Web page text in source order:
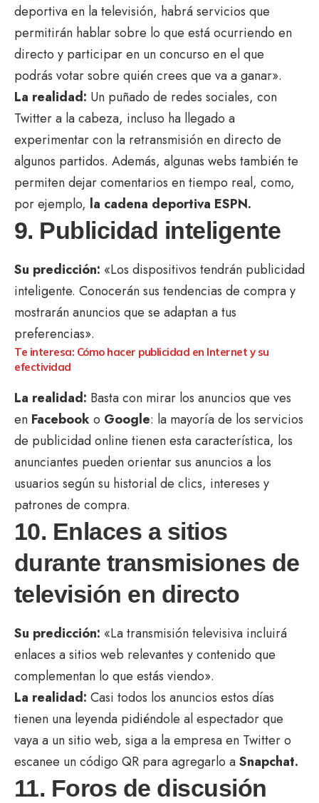
deportiva en la televisión, habrá servicios que
permitirán hablar sobre lo que está ocurriendo en
directo y participar en un concurso en el que
podrás votar sobre quién crees que va a ganar».
La realidad: Un puñado de redes sociales, con
Twitter a la cabeza, incluso ha llegado a
experimentar con la retransmisión en directo de
algunos partidos. Además, algunas webs también te
permiten dejar comentarios en tiempo real, como,
por ejemplo, la cadena deportiva ESPN.
9. Publicidad inteligente
Su predicción: «Los dispositivos tendrán publicidad
inteligente. Conocerán sus tendencias de compra y
mostrarán anuncios que se adaptan a tus
preferencias».
Te interesa: Cómo hacer publicidad en Internet y su
efectividad
La realidad: Basta con mirar los anuncios que ves
en Facebooko Google: la mayoría de los servicios
de publicidad online tienen esta característica, los
anunciantes pueden orientar sus anuncios a los
usuarios según su historial de clics, intereses y
patrones de compra.
10. Enlaces a sitios
durante transmisiones de
televisión en directo
Su predicción: «La transmisión televisiva incluirá
enlaces a sitios web relevantes y contenido que
complementan lo que estás viendo».
La realidad: Casi todos los anuncios estos días
tienen una leyenda pidiéndole al espectador que
vaya a un sitio web, siga a la empresa en Twitter o
escanee un código QR para agregarlo aSnapchat.
11. Foros de discusión